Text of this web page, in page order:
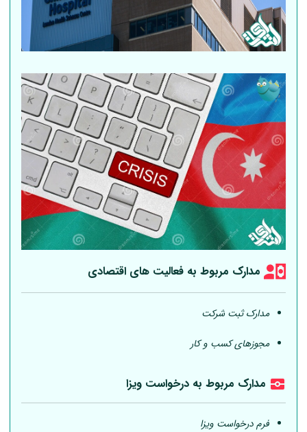
مدارک مربوط به فعالیت های اقتصادی
مدارک ثبت شرکت
مجوزهای کسب و کار
مدارک مربوط به درخواست ویزا
فرم درخواست ویزا